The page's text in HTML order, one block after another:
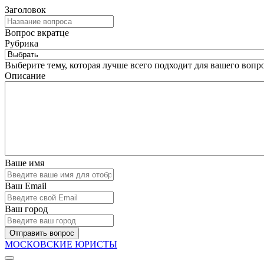
Заголовок
Вопрос вкратце
Рубрика
Выберите тему, которая лучше всего подходит для вашего
Описание
Ваше имя
Ваш Email
Ваш город
Отправить вопрос
МОСКОВСКИЕ ЮРИСТЫ